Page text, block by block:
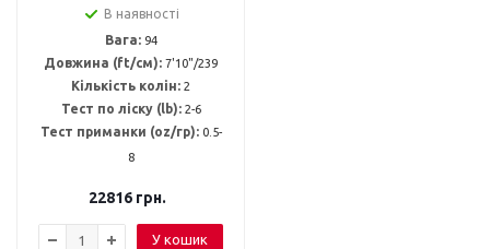
В наявності
Вага: 94
Довжина (ft/см): 7'10"/239
Кількість колін: 2
Тест по ліску (lb): 2-6
Тест приманки (oz/гр): 0.5-
8
22816грн.
У кошик